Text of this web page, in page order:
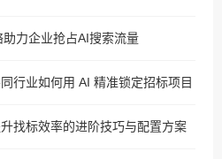
力企业抢占AI搜索流量
行业如何用 AI 精准锁定招标项目
找标效率的进阶技巧与配置方案